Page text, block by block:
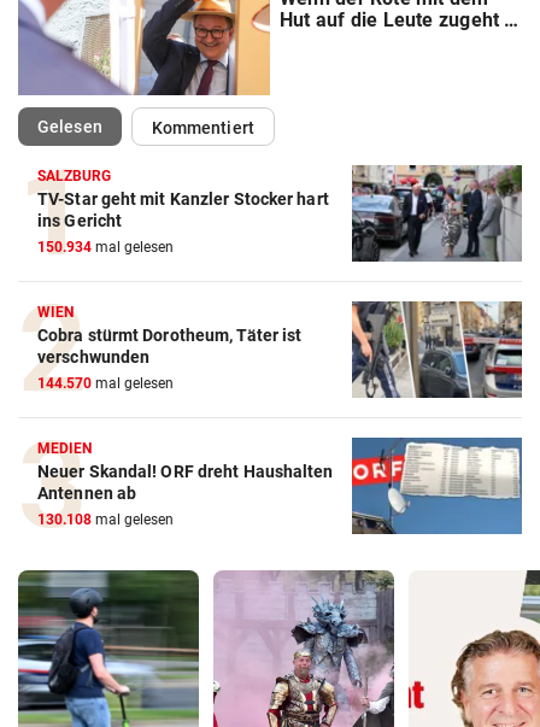
Hut auf die Leute zugeht …
Gelesen(ausgewählt)Kommentiert
SALZBURG
TV-Star geht mit Kanzler Stocker hart
ins Gericht
150.934 mal gelesen
WIEN
Cobra stürmt Dorotheum, Täter ist
verschwunden
144.570 mal gelesen
MEDIEN
Neuer Skandal! ORF dreht Haushalten
Antennen ab
130.108 mal gelesen